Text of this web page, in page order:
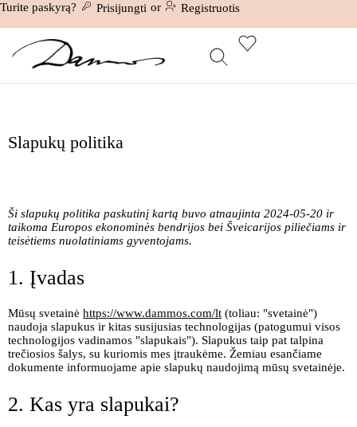
Turite paskyrą? Prisijungti or Registruotis
Slapukų politika
Ši slapukų politika paskutinį kartą buvo atnaujinta 2024-05-20 ir
taikoma Europos ekonominės bendrijos bei Šveicarijos piliečiams ir
teisėtiems nuolatiniams gyventojams.
1. Įvadas
Mūsų svetainė https://www.dammos.com/lt (toliau: "svetainė")
naudoja slapukus ir kitas susijusias technologijas (patogumui visos
technologijos vadinamos "slapukais"). Slapukus taip pat talpina
trečiosios šalys, su kuriomis mes įtraukėme. Žemiau esančiame
dokumente informuojame apie slapukų naudojimą mūsų svetainėje.
2. Kas yra slapukai?